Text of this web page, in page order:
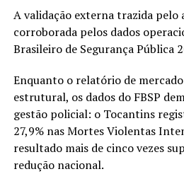
A validação externa trazida pelo
corroborada pelos dados
Brasileiro de Segurança Pública
Enquanto o relatório de
estrutural, os dados do FBSP
gestão policial: o Tocantins
27,9% nas Mortes Violentas
resultado mais de cinco vezes
redução nacional.